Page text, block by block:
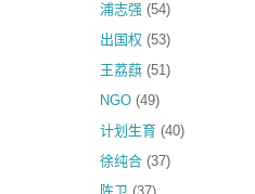
浦志强 (54)
出国权 (53)
王荔蕻 (51)
NGO (49)
计划生育 (40)
徐纯合 (37)